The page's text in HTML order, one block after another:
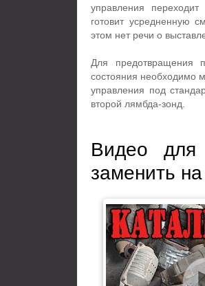
управления
готовит усредненную
этом нет речи о
Для предотвращения
состояния необходимо
управления под
второй лямбда-зонд.
Видео для
заменить